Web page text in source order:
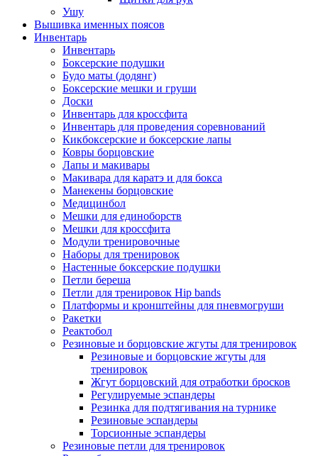
Ушу
Вышивка именных поясов
Инвентарь
Инвентарь
Боксерские подушки
Будо маты (додянг)
Боксерские мешки и груши
Доски
Инвентарь для кроссфита
Инвентарь для проведения соревнований
Кикбоксерские и боксерские лапы
Ковры борцовские
Лапы и макивары
Макивара для каратэ и для бокса
Манекены борцовские
Медицинбол
Мешки для единоборств
Мешки для кроссфита
Модули тренировочные
Наборы для тренировок
Настенные боксерские подушки
Петли береша
Петли для тренировок Hip bands
Платформы и кронштейны для пневмогруши
Ракетки
Реактобол
Резиновые и борцовские жгуты для тренировок
Резиновые и борцовские жгуты для
тренировок
Жгут борцовский для отработки бросков
Регулируемые эспандеры
Резинка для подтягивания на турнике
Резиновые эспандеры
Торсионные эспандеры
Резиновые петли для тренировок